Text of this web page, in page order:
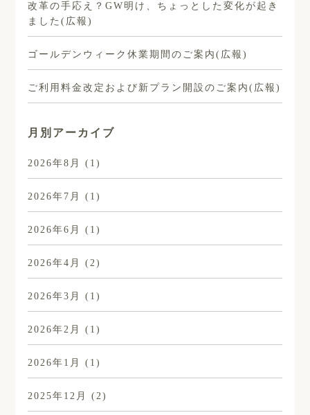
改革の手応え？GW明け、ちょっとした変化が起き
ました(広報)
ゴールデンウィーク休業期間のご案内(広報)
ご利用料金改定および新プラン開設のご案内(広報)
月別アーカイブ
2026年8月 (1)
2026年7月 (1)
2026年6月 (1)
2026年4月 (2)
2026年3月 (1)
2026年2月 (1)
2026年1月 (1)
2025年12月 (2)